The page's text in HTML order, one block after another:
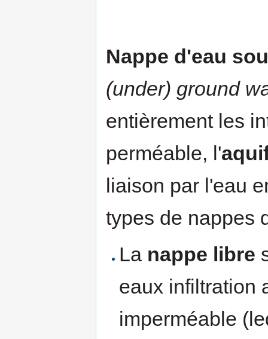
Nappe d'eau
(under) ground
entièrement les
perméable, l'
liaison par l'eau
types de nappes
La nappe libre
eaux infiltration
imperméable